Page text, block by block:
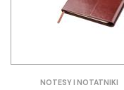
NOTESY I NOTATNIKI